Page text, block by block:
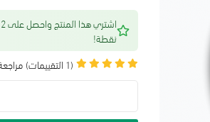
(1 التقييمات)
اشتري هذا
نقطة!